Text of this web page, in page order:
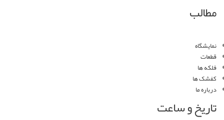
مطالب
نمایشگاه
قطعات
فلکه ها
کفشک ها
درباره ما
تاریخ و ساعت